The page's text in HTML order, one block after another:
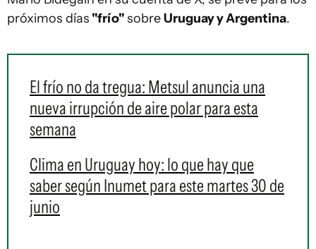
próximos días "frío"sobreUruguay y Argentina.
El frío no da tregua: Metsul anuncia una
nueva irrupción de aire polar para esta
semana
Clima en Uruguay hoy: lo que hay que
saber según Inumet para este martes 30 de
junio